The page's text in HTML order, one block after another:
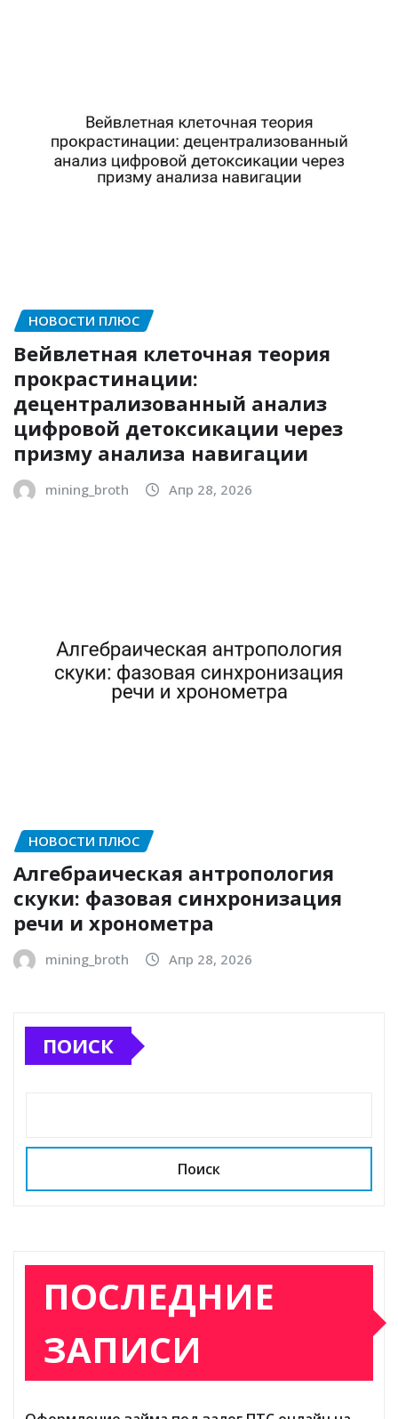
НОВОСТИ ПЛЮС
Вейвлетная клеточная теория
прокрастинации:
децентрализованный анализ
цифровой детоксикации через
призму анализа навигации
mining_broth Апр 28, 2026
НОВОСТИ ПЛЮС
Алгебраическая антропология
скуки: фазовая синхронизация
речи и хронометра
mining_broth Апр 28, 2026
ПОИСК
Поиск
ПОСЛЕДНИЕ
ЗАПИСИ